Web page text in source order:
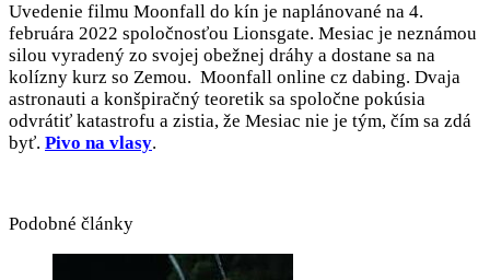
Uvedenie filmu Moonfall do kín je naplánované na 4.
februára 2022 spoločnosťou Lionsgate. Mesiac je neznámou
silou vyradený zo svojej obežnej dráhy a dostane sa na
kolízny kurz so Zemou. Moonfall online cz dabing. Dvaja
astronauti a konšpiračný teoretik sa spoločne pokúsia
odvrátiť katastrofu a zistia, že Mesiac nie je tým, čím sa zdá
byť. Pivo na vlasy.
Podobné články